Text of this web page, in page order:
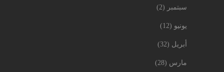
سبتمبر (2)
يونيو (12)
أبريل (32)
مارس (28)